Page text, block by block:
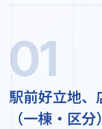
01
駅前好立地、
（⼀棟‧区分）